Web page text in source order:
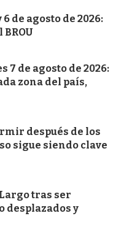
de agosto de 2026:
7 de agosto de 2026:
zona del país,
después de los
sigue siendo clave
tras ser
desplazados y